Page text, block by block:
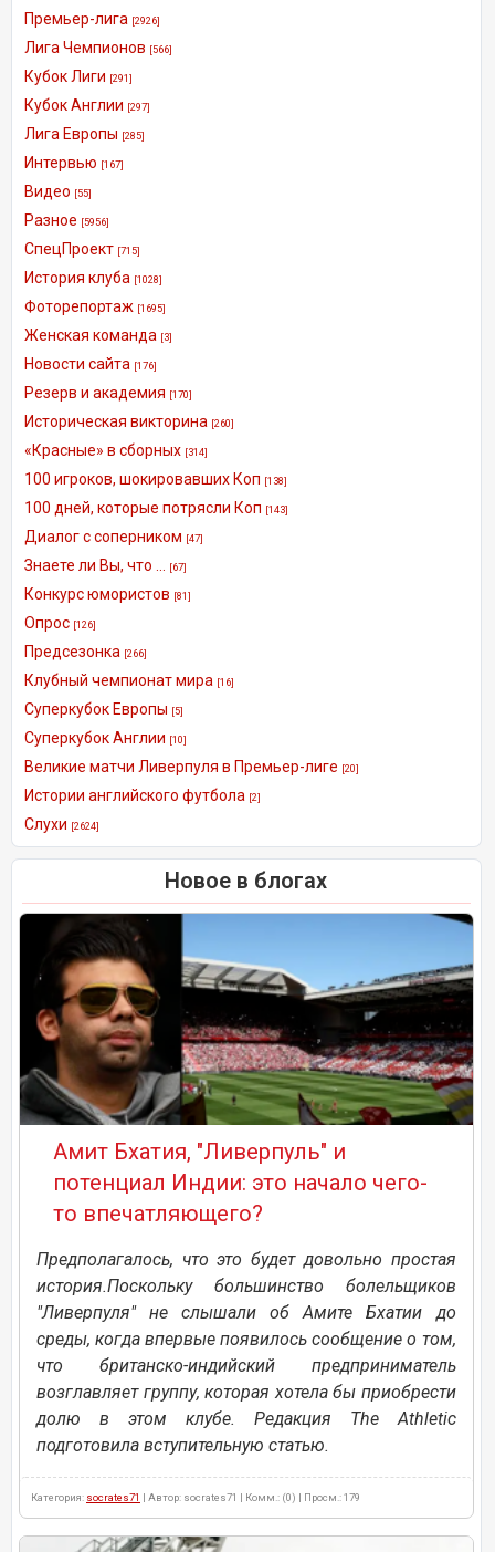
Премьер-лига [2926]
Лига Чемпионов [566]
Кубок Лиги [291]
Кубок Англии [297]
Лига Европы [285]
Интервью [167]
Видео [55]
Разное [5956]
СпецПроект [715]
История клуба [1028]
Фоторепортаж [1695]
Женская команда [3]
Новости сайта [176]
Резерв и академия [170]
Историческая викторина [260]
«Красные» в сборных [314]
100 игроков, шокировавших Коп [138]
100 дней, которые потрясли Коп [143]
Диалог с соперником [47]
Знаете ли Вы, что ... [67]
Конкурс юмористов [81]
Опрос [126]
Предсезонка [266]
Клубный чемпионат мира [16]
Суперкубок Европы [5]
Суперкубок Англии [10]
Великие матчи Ливерпуля в Премьер-лиге [20]
Истории английского футбола [2]
Слухи [2624]
Новое в блогах
Амит Бхатия, "Ливерпуль" и
потенциал Индии: это начало чего-
то впечатляющего?
Предполагалось, что это будет довольно простая
история.Поскольку большинство болельщиков
"Ливерпуля" не слышали об Амите Бхатии до
среды, когда впервые появилось сообщение о том,
что британско-индийский предприниматель
возглавляет группу, которая хотела бы приобрести
долю в этом клубе. Редакция The Athletic
подготовила вступительную статью.
Категория: socrates71 | Автор: socrates71 | Комм.: (0) | Просм.: 179